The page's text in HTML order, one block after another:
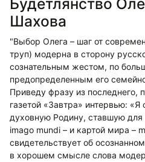
Будетлянство
Шахова
"Выбор Олега – шаг от
труп) модерна в сторону
сознательным жестом, по
предопределенным его
Приведу фразу из последнего,
газетой «Завтра» интервью:
духовную Родину, ставшую
imago mundi – и картой мира –
свидетельствует об
в хорошем смысле слова